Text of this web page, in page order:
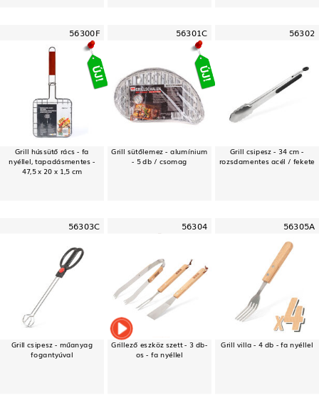
56300F
Grill hússütő rács - fa
nyéllel, tapadásmentes -
47,5 x 20 x 1,5 cm
56301C
Grill sütőlemez - alumínium
- 5 db / csomag
56302
Grill csipesz - 34 cm -
rozsdamentes acél / fekete
56303C
Grill csipesz - műanyag
fogantyúval
56304
Grillező eszköz szett - 3 db-
os - fa nyéllel
56305A
Grill villa - 4 db - fa nyéllel